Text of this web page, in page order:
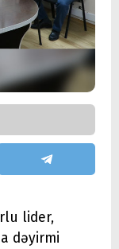
lider,
dəyirmi